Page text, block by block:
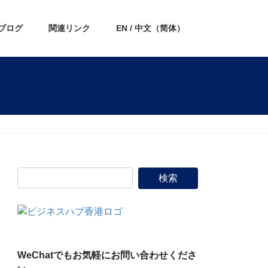
ログ 関連リンク EN / 中文（简体）
WeChatでもお気軽にお問い合わせくださ